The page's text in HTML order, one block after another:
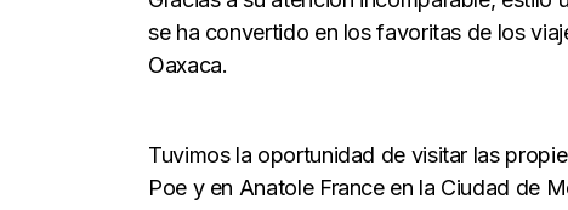
se ha convertido en los favoritas de los
Oaxaca.
Tuvimos la oportunidad de visitar las
Poe y en Anatole France en la Ciudad de